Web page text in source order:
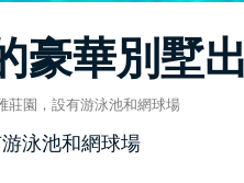
豪華別墅
莊園，設有游泳池和網球場
泳池和網球場